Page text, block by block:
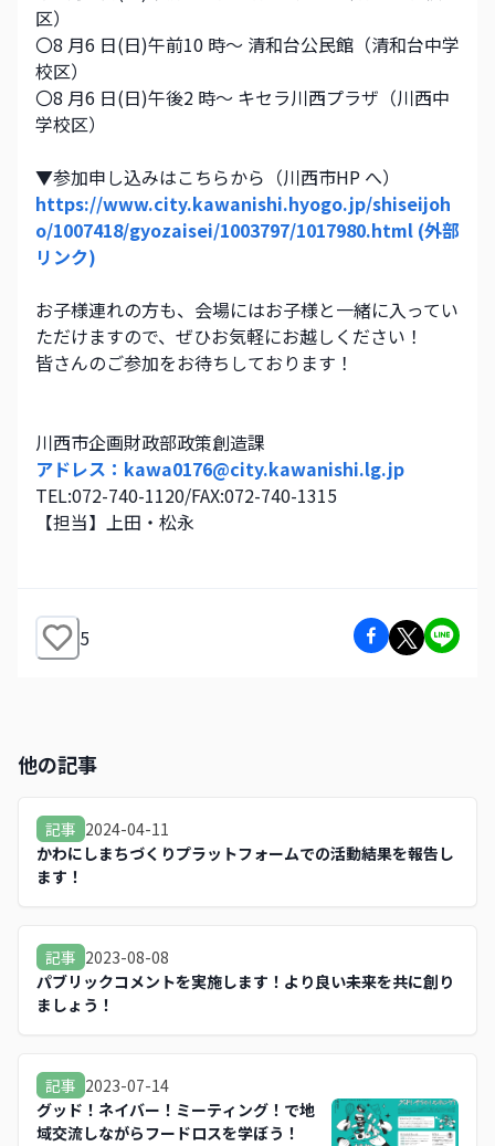
区）
〇8 月6 日(日)午前10 時～ 清和台公民館（清和台中学
校区）
〇8 月6 日(日)午後2 時～ キセラ川西プラザ（川西中
学校区）
▼参加申し込みはこちらから（川西市HP へ）
https://www.city.kawanishi.hyogo.jp/shiseijoh
o/1007418/gyozaisei/1003797/1017980.html (外部
リンク)
お子様連れの方も、会場にはお子様と一緒に入ってい
ただけますので、ぜひお気軽にお越しください！
皆さんのご参加をお待ちしております！
川西市企画財政部政策創造課
アドレス：kawa0176@city.kawanishi.lg.jp
TEL:072-740-1120/FAX:072-740-1315
【担当】上田・松永
5
他の記事
記事 2024-04-11
かわにしまちづくりプラットフォームでの活動結果を報告し
ます！
記事 2023-08-08
パブリックコメントを実施します！より良い未来を共に創り
ましょう！
記事 2023-07-14
グッド！ネイバー！ミーティング！で地
域交流しながらフードロスを学ぼう！